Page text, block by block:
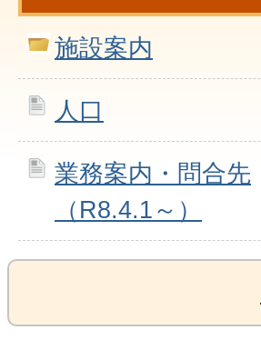
施設案内
人口
業務案内・問合先
（R8.4.1～）